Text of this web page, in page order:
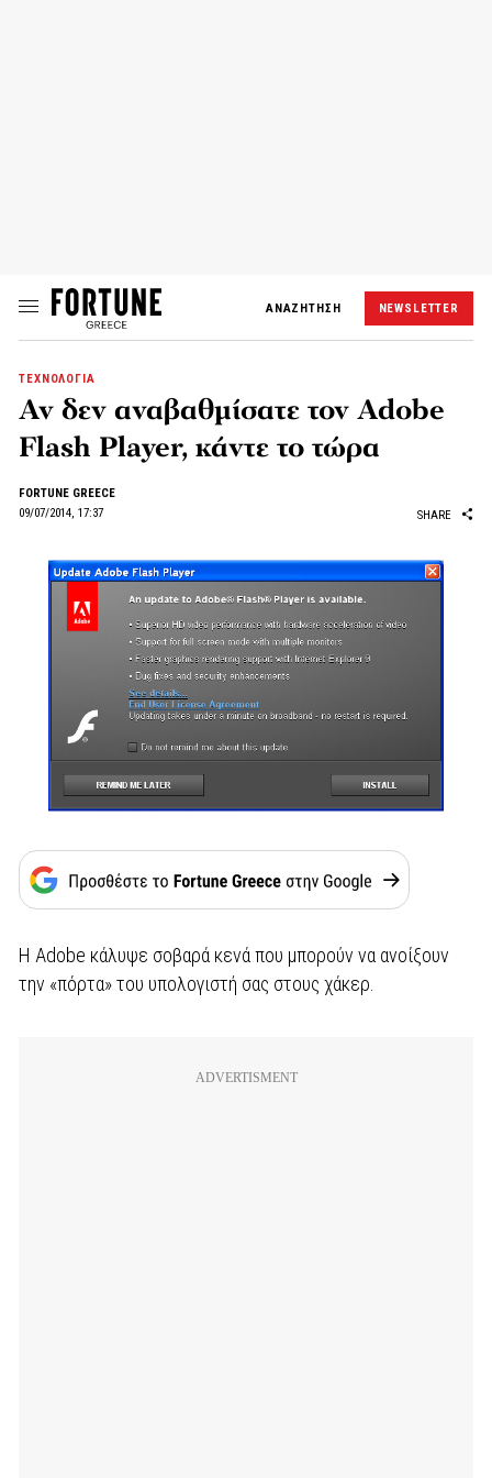
ΑΝΑΖΗΤΗΣΗ NEWSLETTER
ΤΕΧΝΟΛΟΓΙΑ
Αν δεν αναβαθμίσατε τον Adobe
Flash Player, κάντε το τώρα
FORTUNE GREECE
09/07/2014, 17:37
SHARE
Η Adobe κάλυψε σοβαρά κενά που μπορούν να ανοίξουν
την «πόρτα» του υπολογιστή σας στους χάκερ.